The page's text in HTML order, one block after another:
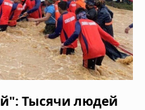
Тысячи людей